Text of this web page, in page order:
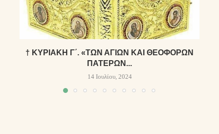
† ΚΥΡΙΑΚΗ Γ΄. «ΤΩ͂Ν ἉΓΊΩΝ ΚΑῚ ΘΕΟΦΌΡΩΝ
ΠΑΤΈΡΩΝ...
14 Ιουλίου, 2024